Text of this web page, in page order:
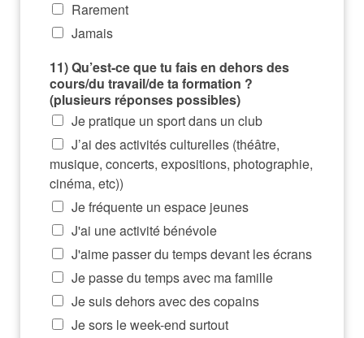
Rarement
Jamais
11) Qu’est-ce que tu fais en dehors des
cours/du travail/de ta formation ?
(plusieurs réponses possibles)
Je pratique un sport dans un club
J’ai des activités culturelles (théâtre,
musique, concerts, expositions, photographie,
cinéma, etc))
Je fréquente un espace jeunes
J'ai une activité bénévole
J'aime passer du temps devant les écrans
Je passe du temps avec ma famille
Je suis dehors avec des copains
Je sors le week-end surtout